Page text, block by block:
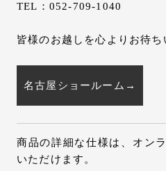
TEL：052-709-1040
皆様のお越しを心よりお待ち
名古屋ショールーム→
商品の詳細な仕様は、オン
いただけます。